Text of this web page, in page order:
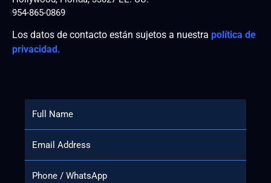
954-865-0869
Los datos de contacto están sujetos a nuestra política de
privacidad.